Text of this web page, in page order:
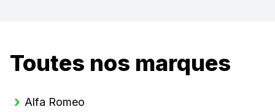
Toutes nos marques
Alfa Romeo